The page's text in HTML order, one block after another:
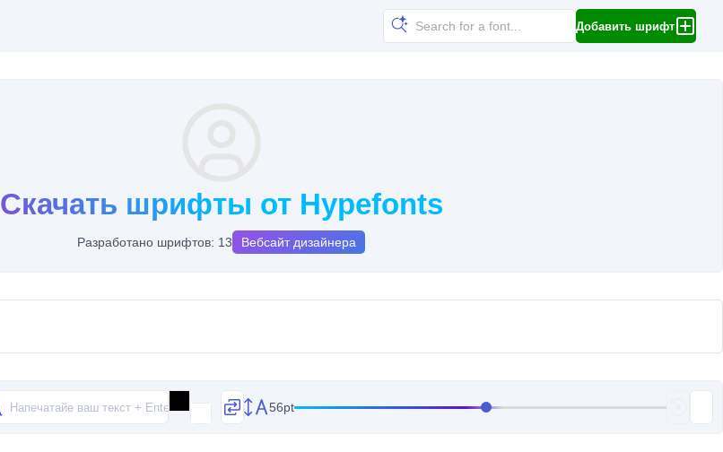
Добавить шрифт
Скачать шрифты от Hypefonts
Разработано шрифтов: 13 Вебсайт дизайнера
56pt